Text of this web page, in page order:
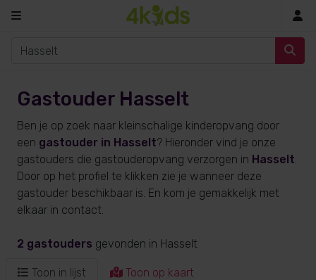
Gastouder Hasselt
Ben je op zoek naar kleinschalige kinderopvang door
een gastouder in Hasselt? Hieronder vind je onze
gastouders die gastouderopvang verzorgen in Hasselt.
Door op het profiel te klikken zie je wanneer deze
gastouder beschikbaar is. En kom je gemakkelijk met
elkaar in contact.
2 gastouders gevonden in Hasselt
Toon in lijst Toon op kaart